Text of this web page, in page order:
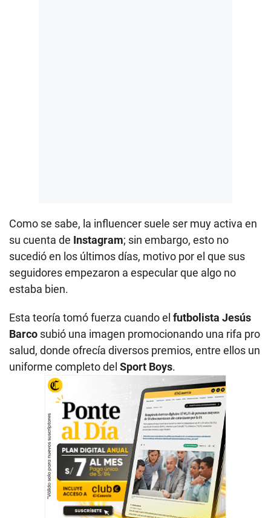
Como se sabe, la influencer suele ser muy activa en
su cuenta de Instagram; sin embargo, esto no
sucedió en los últimos días, motivo por el que sus
seguidores empezaron a especular que algo no
estaba bien.
Esta teoría tomó fuerza cuando el futbolista Jesús
Barco subió una imagen promocionando una rifa pro
salud, donde ofrecía diversos premios, entre ellos un
uniforme completo del Sport Boys.